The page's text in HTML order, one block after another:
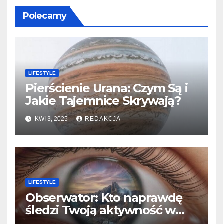
Polecamy
LIFESTYLE
Pierścienie Urana: Czym Są i
Jakie Tajemnice Skrywają?
KWI 3, 2025 REDAKCJA
LIFESTYLE
Obserwator: Kto naprawdę
śledzi Twoją aktywność w